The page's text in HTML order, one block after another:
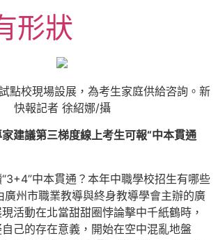
形狀
點校現場設展，為考生家庭供給咨詢。新
快報記者 徐紹娜/攝
建議第三梯度線上考生可報“中本貫通
中本貫通？本年中職學校招生有哪些
州市職業教導與終身教導學會主辦的廣
活動在北當甜甜圈悖論擊中千紙鶴時，
己的存在意義，開始在空中混亂地盤